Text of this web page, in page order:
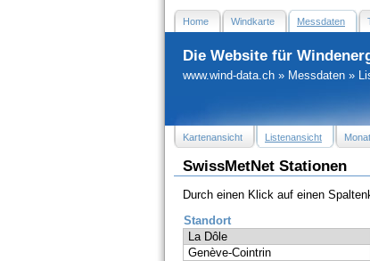
Home Windkarte Messdaten
Die Website für
www.wind-data.ch » Messdaten »
Kartenansicht Listenansicht
SwissMetNet Stationen
Durch einen Klick auf einen
Standort
La Dôle
Genève-Cointrin